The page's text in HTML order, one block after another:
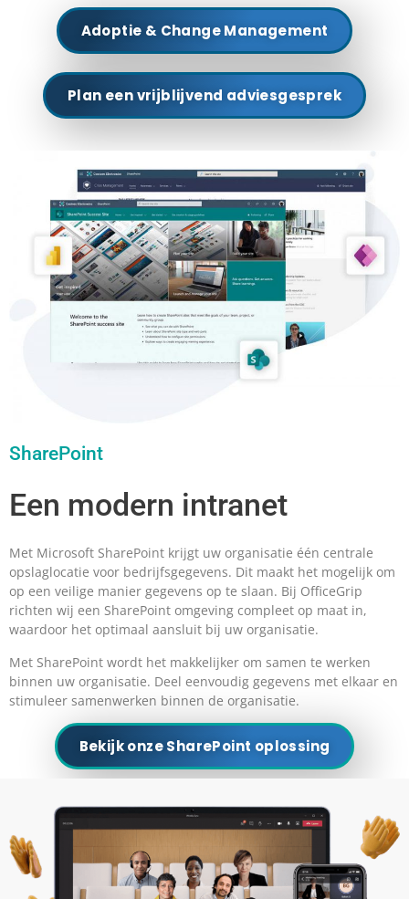
Adoptie & Change Management
Plan een vrijblijvend adviesgesprek
SharePoint
Een modern intranet
Met Microsoft SharePoint krijgt uw organisatie één centrale
opslaglocatie voor bedrijfsgegevens. Dit maakt het mogelijk om
op een veilige manier gegevens op te slaan. Bij OfficeGrip
richten wij een SharePoint omgeving compleet op maat in,
waardoor het optimaal aansluit bij uw organisatie.
Met SharePoint wordt het makkelijker om samen te werken
binnen uw organisatie. Deel eenvoudig gegevens met elkaar en
stimuleer samenwerken binnen de organisatie.
Bekijk onze SharePoint oplossing